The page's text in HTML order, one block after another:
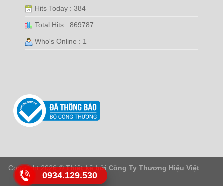
Hits Today : 384
Total Hits : 869787
Who's Online : 1
Copyright 2026 ©Thiết kế bởi Công Ty Thương Hiệu Việt
0934.129.530